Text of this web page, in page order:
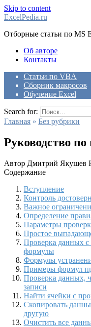
Skip to content
ExcelPedia.ru
Отборные статьи по MS
Об авторе
Контакты
Статьи по VBA
Сборник макросов
Обучение Excel
Search for:
Главная » Без рубрики
Руководство
Автор Дмитрий Якушев
Содержание
Вступление
Контроль
Важное
Определение
Параметры
Простое
Проверка данных с
формулы
Формулы
Примеры формул
Проверка данных,
записи
Найти ячейки с
Скопировать
другую
Очистить все